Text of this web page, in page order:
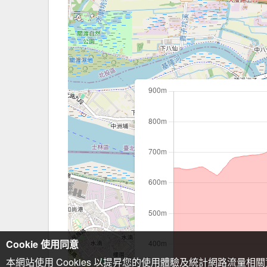
Cookie 使用同意
本網站使用 Cookies 以提昇您的使用體驗及統計網路流量相